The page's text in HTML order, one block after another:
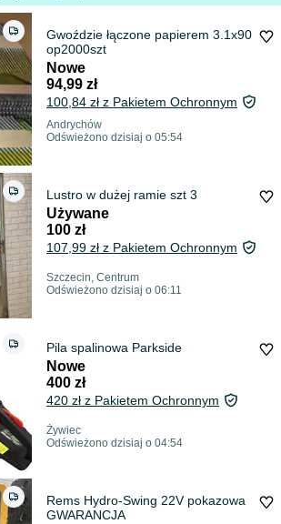
Gwoździe łączone papierem 3.1x90
op2000szt
Nowe
94,99 zł
100,84 zł z Pakietem Ochronnym
Andrychów
Odświeżono dzisiaj o 05:54
Lustro w dużej ramie szt 3
Używane
100 zł
107,99 zł z Pakietem Ochronnym
Szczecin, Centrum
Odświeżono dzisiaj o 06:11
Pila spalinowa Parkside
Nowe
400 zł
420 zł z Pakietem Ochronnym
Żywiec
Odświeżono dzisiaj o 04:54
Rems Hydro-Swing 22V pokazowa
GWARANCJA